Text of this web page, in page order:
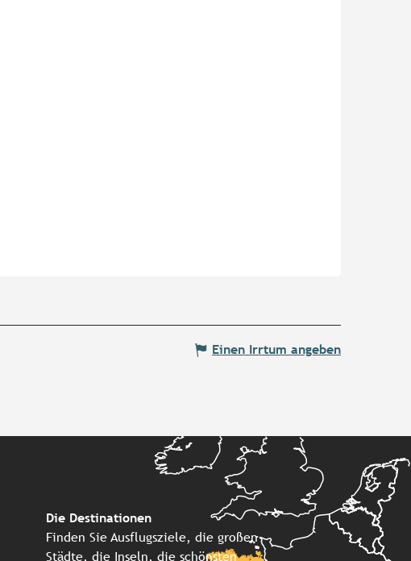
Einen Irrtum angeben
Die Destinationen
Finden Sie Ausflugsziele, die großen
Städte, die Inseln, die schönsten